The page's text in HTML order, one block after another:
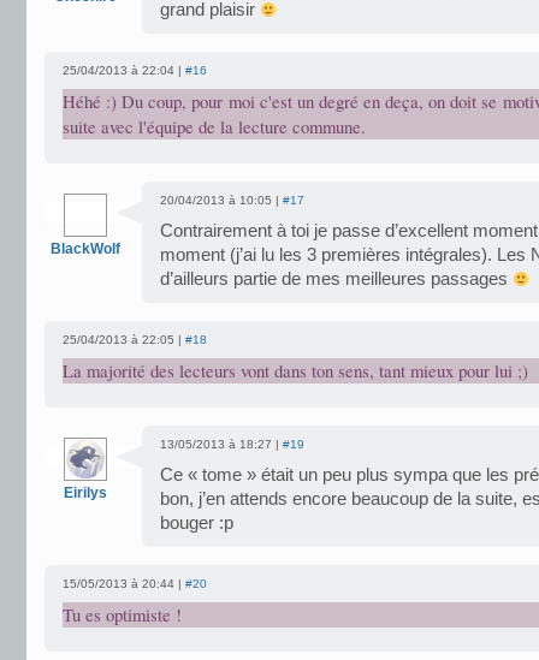
grand plaisir
25/04/2013 à 22:04 | #16
Héhé :) Du coup, pour moi c'est un degré en deça, on doit se
suite avec l'équipe de la lecture commune.
BlackWolf
20/04/2013 à 10:05 | #17
Contrairement à toi je passe d’excellent
moment (j’ai lu les 3 premières intégrales). Les
d’ailleurs partie de mes meilleures passages
25/04/2013 à 22:05 | #18
La majorité des lecteurs vont dans ton sens, tant mieux pour lui ;)
Eirilys
13/05/2013 à 18:27 | #19
Ce « tome » était un peu plus sympa que les
bon, j’en attends encore beaucoup de la suite,
bouger :p
15/05/2013 à 20:44 | #20
Tu es optimiste !